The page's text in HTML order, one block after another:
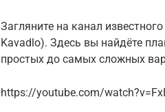
Загляните на канал
Kavadlo). Здесь вы найдёте
простых до самых сложных
https://youtube.com/